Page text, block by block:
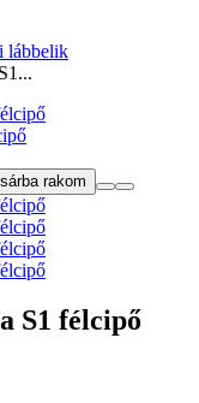
lábbelik
rakom
S1 félcipő